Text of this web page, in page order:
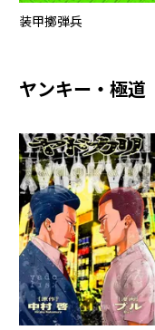
装甲擲弾兵
ヤンキー・極道